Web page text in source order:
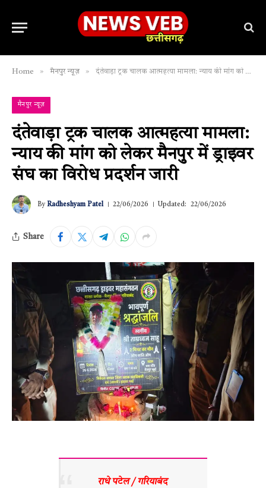
Home » मैनपुर न्यूज़ » दंतेवाड़ा ट्रक चालक आत्महत्या मामला: न्याय की मांग को लेकर मैनपुर में ड्राइवर संघ का विरोध प्रदर्शन जारी
मैनपुर न्यूज़
दंतेवाड़ा ट्रक चालक आत्महत्या मामला:
न्याय की मांग को लेकर मैनपुर में ड्राइवर
संघ का विरोध प्रदर्शन जारी
By Radheshyam Patel 22/06/2026 Updated: 22/06/2026
Share
राधे पटेल / गरियाबंद